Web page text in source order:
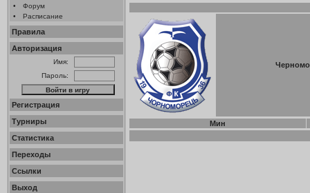
•
Форум
•
Расписание
Правила
Авторизация
Имя:
Пароль:
Регистрация
Турниры
Статистика
Переходы
Ссылки
Выход
Мин